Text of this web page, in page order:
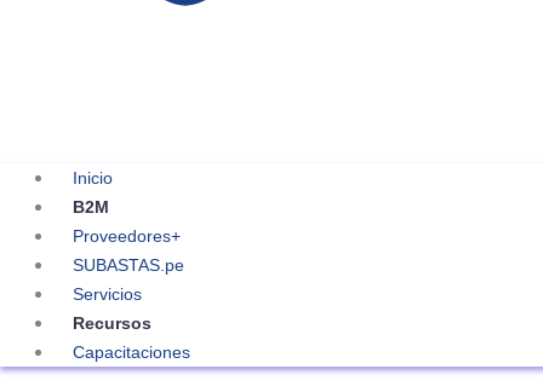
Inicio
B2M
Proveedores+
SUBASTAS.pe
Servicios
Recursos
Capacitaciones